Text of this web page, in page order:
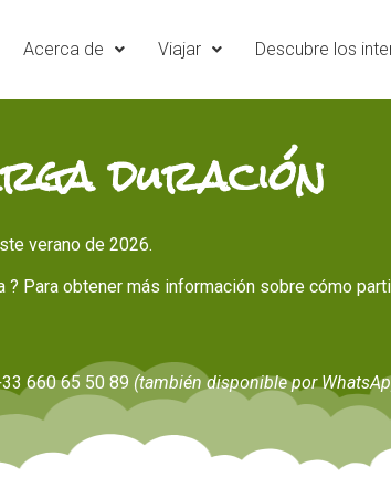
Acerca de Viajar Descubre los
duración
verano de 2026.
? Para obtener más información sobre cómo
660 65 50 89 (también disponible por